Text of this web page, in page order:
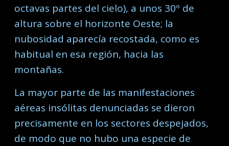
octavas partes del cielo), a unos 30º de
altura sobre el horizonte Oeste; la
nubosidad aparecía recostada, como es
habitual en esa región, hacia las
montañas.
La mayor parte de las manifestaciones
aéreas insólitas denunciadas se dieron
precisamente en los sectores despejados,
de modo que no hubo una especie de